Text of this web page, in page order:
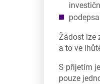
Žádost lze
a to ve
S přijetím
pouze